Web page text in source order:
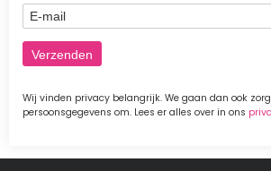
E-mail
Wij vinden privacy belangrijk. We gaan dan ook
persoonsgegevens om. Lees er alles over in ons